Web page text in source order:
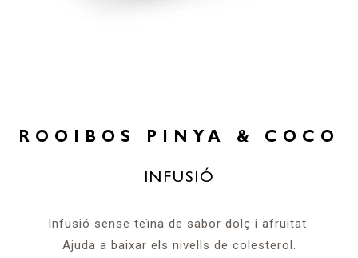
ROOIBOS PINYA & COCO
INFUSIÓ
Infusió sense teïna de sabor dolç i afruitat.
Ajuda a baixar els nivells de colesterol.